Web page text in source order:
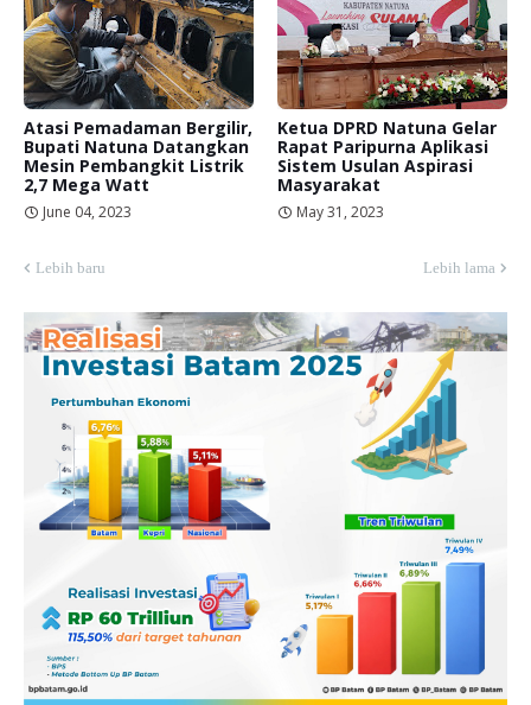
Atasi Pemadaman Bergilir,
Bupati Natuna Datangkan
Mesin Pembangkit Listrik
2,7 Mega Watt
June 04, 2023
Ketua DPRD Natuna Gelar
Rapat Paripurna Aplikasi
Sistem Usulan Aspirasi
Masyarakat
May 31, 2023
Lebih baru Lebih lama